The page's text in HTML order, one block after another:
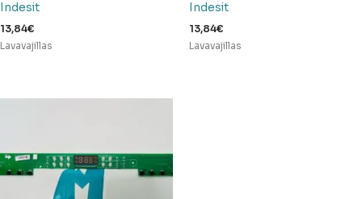
Indesit
13,84€
Lavavajillas
Indesit
13,84€
Lavavajillas